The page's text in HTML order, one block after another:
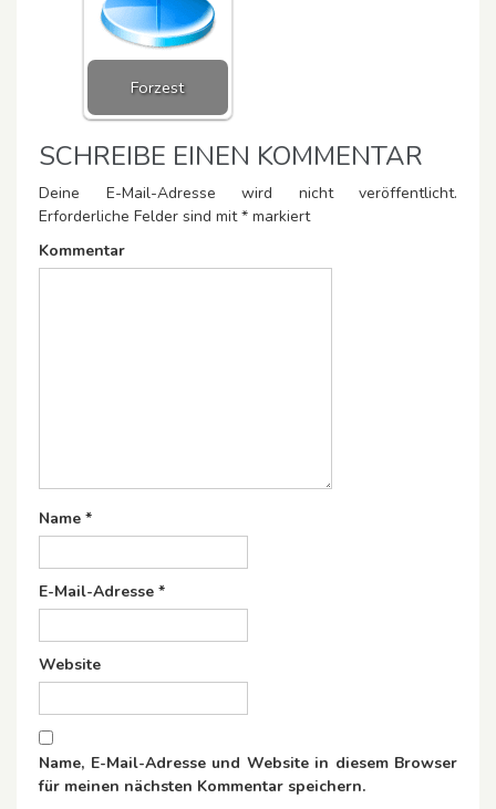
Forzest
SCHREIBE EINEN KOMMENTAR
Deine E-Mail-Adresse wird nicht veröffentlicht.
Erforderliche Felder sind mit* markiert
Kommentar
Name *
E-Mail-Adresse *
Website
Name, E-Mail-Adresse und Website in diesem Browser
für meinen nächsten Kommentar speichern.